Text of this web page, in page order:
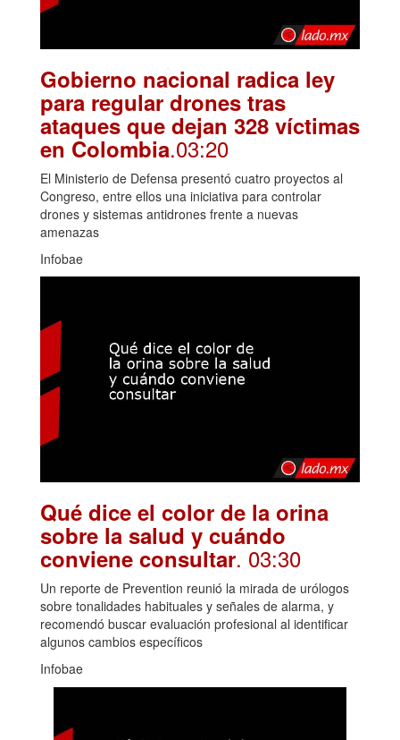
Gobierno nacional radica ley
para regular drones tras
ataques que dejan 328 víctimas
en Colombia.03:20
El Ministerio de Defensa presentó cuatro proyectos al
Congreso, entre ellos una iniciativa para controlar
drones y sistemas antidrones frente a nuevas
amenazas
Infobae
Qué dice el color de la orina
sobre la salud y cuándo
conviene consultar. 03:30
Un reporte de Prevention reunió la mirada de urólogos
sobre tonalidades habituales y señales de alarma, y
recomendó buscar evaluación profesional al identificar
algunos cambios específicos
Infobae